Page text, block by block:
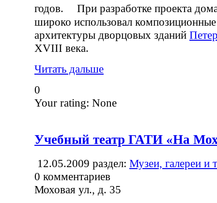
годов. При разработке проекта
широко использовал
архитектуры дворцовых зданий
XVIII века.
Читать дальше
0
Your rating: None
Учебный театр ГАТИ «На
12.05.2009 раздел: Музеи, галереи и
0 комментариев
Моховая ул., д. 35